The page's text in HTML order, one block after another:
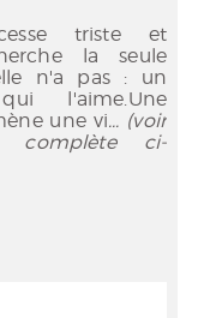
triste et
la seule
n'a pas : un
l'aime.Une
une vi... (voir
complète ci-